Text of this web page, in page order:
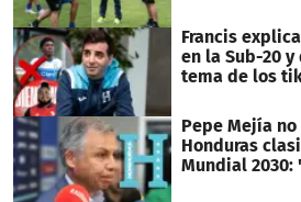
Francis
en la Sub-20
tema de los
Pepe Mejía
Honduras
Mundial